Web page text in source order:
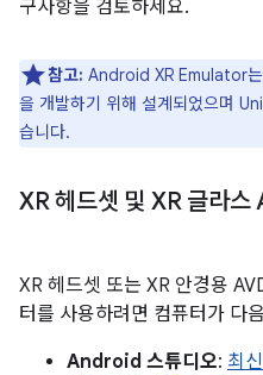
구사항을 검토하세요.
참고: Android XR Emulator
을 개발하기 위해 설계되었으며
습니다.
XR 헤드셋 및 XR 글라스
XR 헤드셋 또는 XR 안경용
터를 사용하려면 컴퓨터가 다
Android 스튜디오: 최